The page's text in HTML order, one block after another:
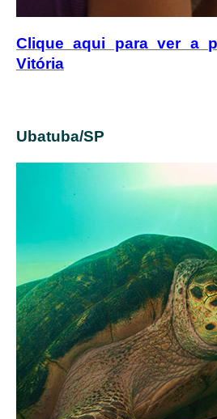
Clique aqui para ver a
Vitória
Ubatuba/SP